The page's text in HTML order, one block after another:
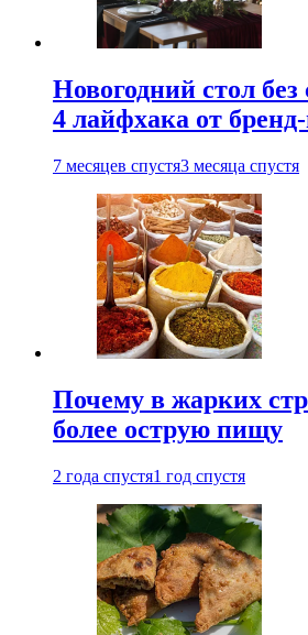
Новогодний стол без
4 лайфхака от
7 месяцев спустя3 месяца спустя
Почему в жарких
более острую пищу
2 года спустя1 год спустя